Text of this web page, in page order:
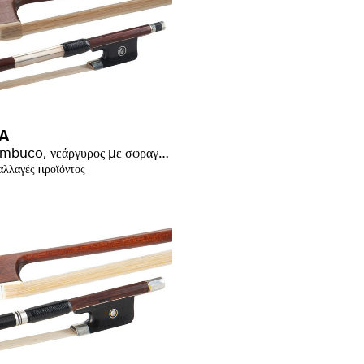
Pernambuco, νεάργυρος με σφραγίδα
προϊόντος